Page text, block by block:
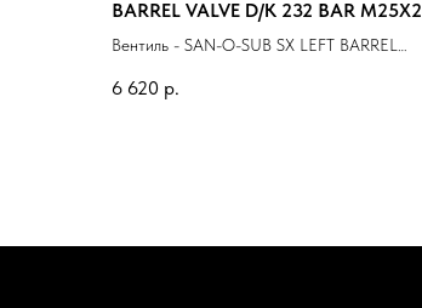
BARREL VALVE D/K 232 BAR M25Х2
(разъем слева)
Вентиль - SAN-O-SUB SX LEFT BARREL
6 620 р.